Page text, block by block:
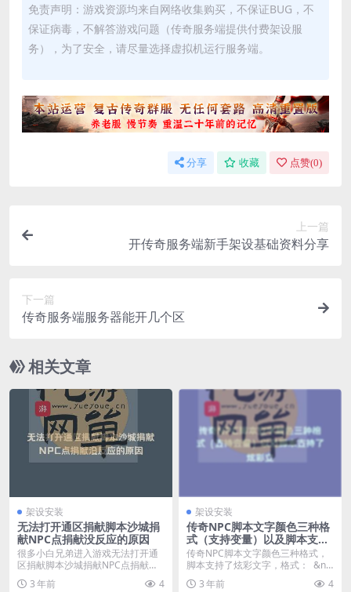
免责声明：游戏资源均来自网络收集购买，不保证BUG，不
保证病毒，不解答游戏问题（传奇服务端提供付费架设服
务），为了安全，请尽量选择虚拟机运行服务端。
分享 收藏 点赞(0)
上一篇
开传奇服务端新手架设基础资料分享
下一篇
传奇服务端服务器能开几个区
相关文章
架设安装
无法打开通区捐献脚本沙城捐
献NPC点捐献没反应的原因
很多小白兄弟进入游戏无法打开通
区捐献脚本沙城捐献NPC点捐献没
反应的原因还以为是...
3 年前 4
架设安装
传奇NPC脚本文字颜色三种格
式（支持变量）以及脚本支持
了炫彩文
传奇NPC脚本文字颜色三种格式，
脚本支持了炫彩文字，格式： &nb
s...
3 年前 4